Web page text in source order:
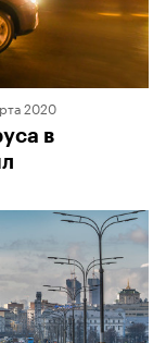
2020
в